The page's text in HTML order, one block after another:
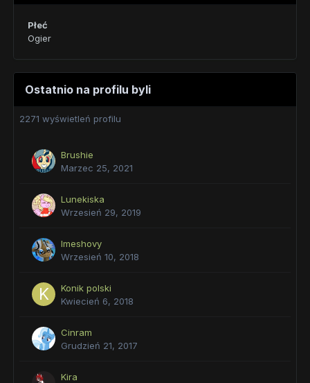
Płeć
Ogier
Ostatnio na profilu byli
2271 wyświetleń profilu
Brushie
Marzec 25, 2021
Lunekiska
Wrzesień 29, 2019
Imeshovy
Wrzesień 10, 2018
Konik polski
Kwiecień 6, 2018
Cinram
Grudzień 21, 2017
Kira